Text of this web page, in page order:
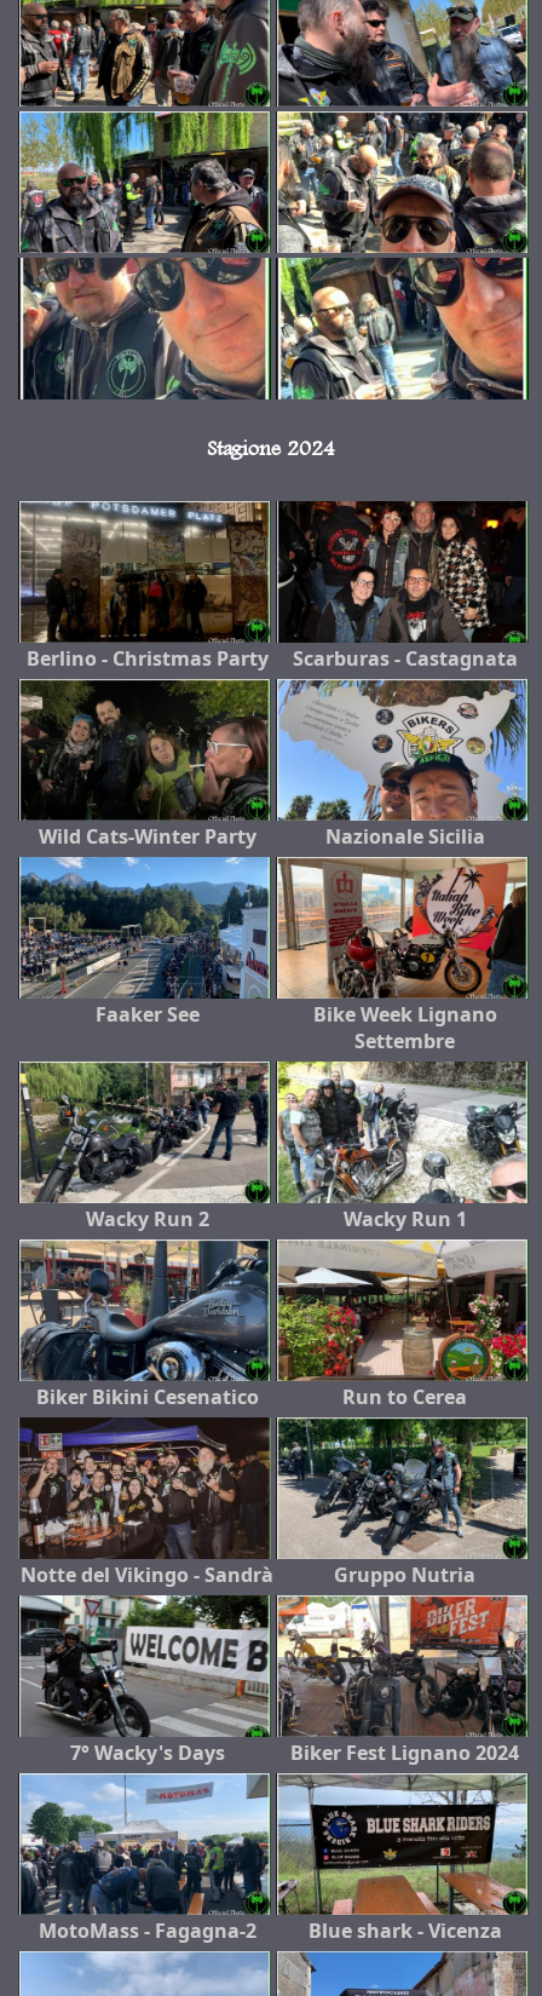
Stagione 2024
Berlino - Christmas Party Scarburas - Castagnata
Wild Cats-Winter Party Nazionale Sicilia
Faaker See
Bike Week Lignano
Settembre
Wacky Run 2 Wacky Run 1
Biker Bikini Cesenatico Run to Cerea
Notte del Vikingo - Sandrà Gruppo Nutria
7° Wacky's Days Biker Fest Lignano 2024
MotoMass - Fagagna-2 Blue shark - Vicenza